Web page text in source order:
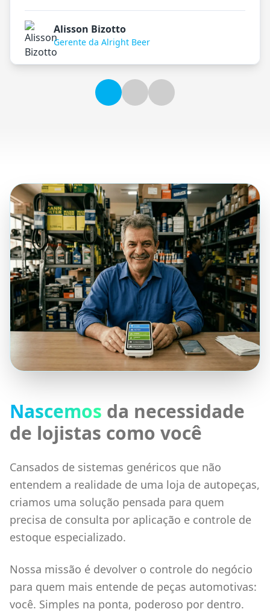
Alisson Bizotto
Gerente da Alright Beer
Nascemos da necessidade
de lojistas como você
Cansados de sistemas genéricos que não
entendem a realidade de uma loja de autopeças,
criamos uma solução pensada para quem
precisa de consulta por aplicação e controle de
estoque especializado.
Nossa missão é devolver o controle do negócio
para quem mais entende de peças automotivas:
você. Simples na ponta, poderoso por dentro.